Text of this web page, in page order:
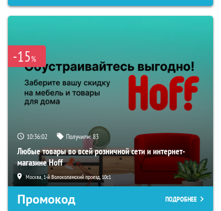
-15%
10:36:00 Получили:83
Любые товары во всей розничной сети и интернет-
магазине Hoff
Москва, 1-й Волоколамский проезд, 10с1
Промокод ПОДРОБНЕЕ